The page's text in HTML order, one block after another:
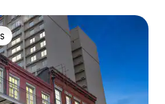
plus appréciés